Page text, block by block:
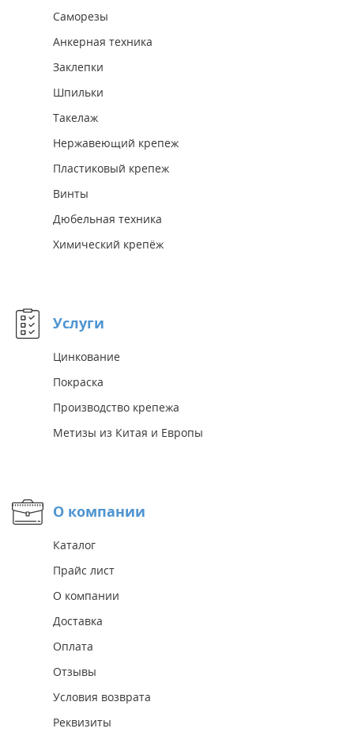
Саморезы
Анкерная техника
Заклепки
Шпильки
Такелаж
Нержавеющий крепеж
Пластиковый крепеж
Винты
Дюбельная техника
Химический крепёж
Услуги
Цинкование
Покраска
Производство крепежа
Метизы из Китая и Европы
О компании
Каталог
Прайс лист
О компании
Доставка
Оплата
Отзывы
Условия возврата
Реквизиты